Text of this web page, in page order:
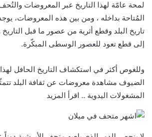
لمحة عامّة لهذا التاريخ عبر المعروضات والتُحف
المُتاحة بداخله ، ومن بين هذه المعروضات،
تاريخ البلد وقطع أثرية من عصور ما قبل التاريخ
إلى قطع تعود للعصور الوسطى المبكّرة.
وللغوص أكثر في استكشاف التاريخ الحافل لهذا
الضيوف مشاهدة معروضات عن ثقافة البلد
المشغولات اليدوية .. اقرأ المزيد